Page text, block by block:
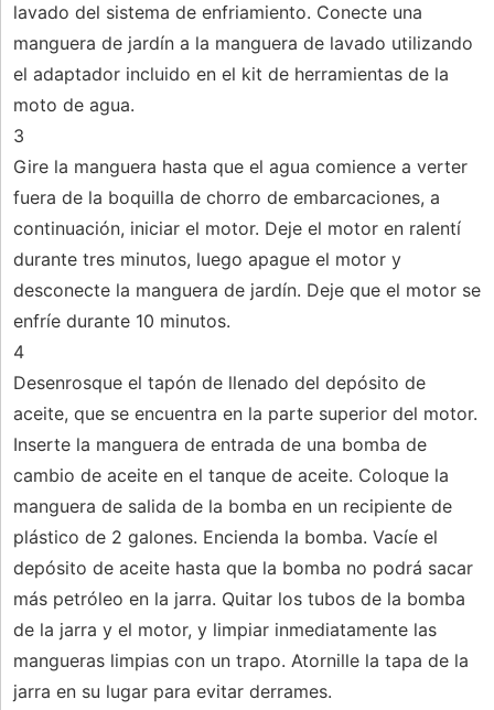
lavado del sistema de enfriamiento. Conecte una
manguera de jardín a la manguera de lavado utilizando
el adaptador incluido en el kit de herramientas de la
moto de agua.
3
Gire la manguera hasta que el agua comience a verter
fuera de la boquilla de chorro de embarcaciones, a
continuación, iniciar el motor. Deje el motor en ralentí
durante tres minutos, luego apague el motor y
desconecte la manguera de jardín. Deje que el motor se
enfríe durante 10 minutos.
4
Desenrosque el tapón de llenado del depósito de
aceite, que se encuentra en la parte superior del motor.
Inserte la manguera de entrada de una bomba de
cambio de aceite en el tanque de aceite. Coloque la
manguera de salida de la bomba en un recipiente de
plástico de 2 galones. Encienda la bomba. Vacíe el
depósito de aceite hasta que la bomba no podrá sacar
más petróleo en la jarra. Quitar los tubos de la bomba
de la jarra y el motor, y limpiar inmediatamente las
mangueras limpias con un trapo. Atornille la tapa de la
jarra en su lugar para evitar derrames.